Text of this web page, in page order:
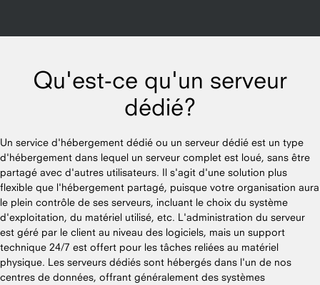
Qu'est-ce qu'un serveur
dédié?
Un service d'hébergement dédié ou un serveur dédié est un type
d'hébergement dans lequel un serveur complet est loué, sans être
partagé avec d'autres utilisateurs. Il s'agit d'une solution plus
flexible que l'hébergement partagé, puisque votre organisation aura
le plein contrôle de ses serveurs, incluant le choix du système
d'exploitation, du matériel utilisé, etc. L'administration du serveur
est géré par le client au niveau des logiciels, mais un support
technique 24/7 est offert pour les tâches reliées au matériel
physique. Les serveurs dédiés sont hébergés dans l'un de nos
centres de données, offrant généralement des systèmes